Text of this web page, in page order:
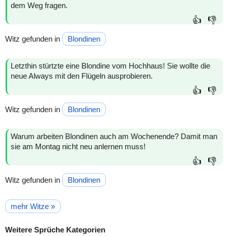
dem Weg fragen.
👍 👎
Witz gefunden in Blondinen
Letzthin stürtzte eine Blondine vom Hochhaus! Sie wollte die
neue Always mit den Flügeln ausprobieren.
👍 👎
Witz gefunden in Blondinen
Warum arbeiten Blondinen auch am Wochenende? Damit man
sie am Montag nicht neu anlernen muss!
👍 👎
Witz gefunden in Blondinen
mehr Witze »
Weitere Sprüche Kategorien